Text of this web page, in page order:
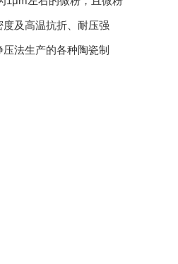
及高温抗折、耐压强
法生产的各种陶瓷制